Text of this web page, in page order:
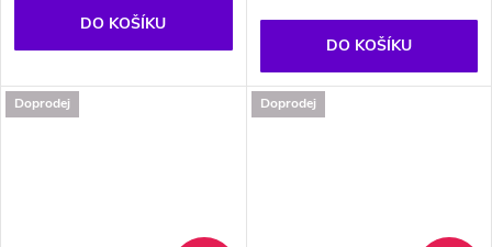
DO KOŠÍKU
DO KOŠÍKU
Doprodej Doprodej